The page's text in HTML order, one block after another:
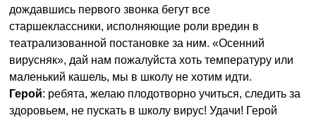
дождавшись первого звонка бегут все
старшеклассники, исполняющие роли вредин в
театрализованной постановке за ним. «Осенний
вирусняк», дай нам пожалуйста хоть температуру или
маленький кашель, мы в школу не хотим идти.
Герой: ребята, желаю плодотворно учиться, следить за
здоровьем, не пускать в школу вирус! Удачи! Герой